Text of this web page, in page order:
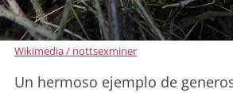
Wikimedia / nottsexminer
Un hermoso ejemplo de